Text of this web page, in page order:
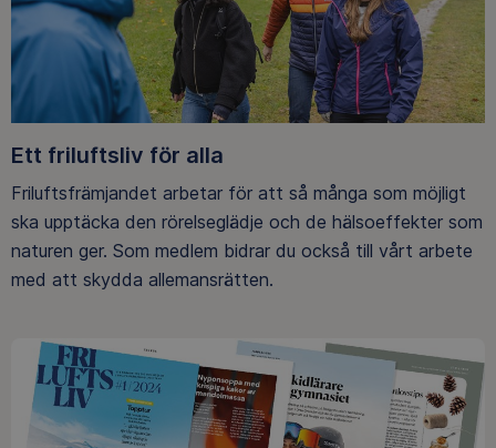
Ett friluftsliv för alla
Friluftsfrämjandet arbetar för att så många som möjligt
ska upptäcka den rörelseglädje och de hälsoeffekter som
naturen ger. Som medlem bidrar du också till vårt arbete
med att skydda allemansrätten.